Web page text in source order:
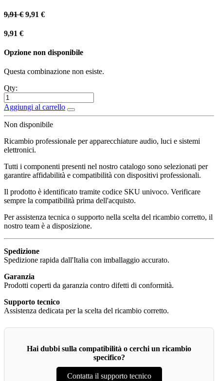
9,91€ 9,91 €
9,91 €
Opzione non disponibile
Questa combinazione non esiste.
Qty:
Aggiungi al carrello
Non disponibile
Ricambio professionale per apparecchiature audio, luci e sistemi
elettronici.
Tutti i componenti presenti nel nostro catalogo sono selezionati per
garantire affidabilità e compatibilità con dispositivi professionali.
Il prodotto è identificato tramite codice SKU univoco. Verificare
sempre la compatibilità prima dell'acquisto.
Per assistenza tecnica o supporto nella scelta del ricambio corretto, il
nostro team è a disposizione.
Spedizione
Spedizione rapida dall'Italia con imballaggio accurato.
Garanzia
Prodotti coperti da garanzia contro difetti di conformità.
Supporto tecnico
Assistenza dedicata per la scelta del ricambio corretto.
Hai dubbi sulla compatibilità o cerchi un ricambio
specifico?
Contatta il supporto tecnico